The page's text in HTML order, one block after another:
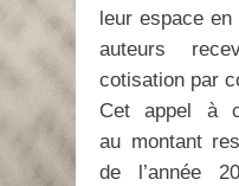
leur espace
auteurs
cotisation par
Cet appel à
au montant
de l’année